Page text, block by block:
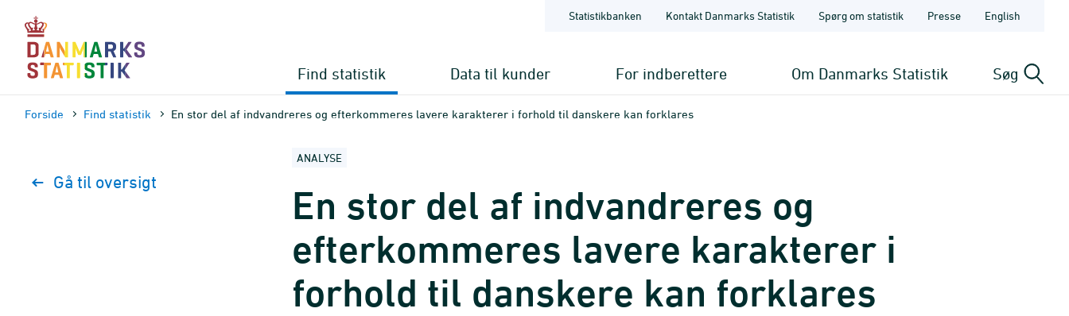
sidens
indhold
Statistikbanken Kontakt Danmarks Statistik Spørg om statistik Presse English
Find statistik Data til kunder For indberettere Om Danmarks Statistik Søg
Forside Find statistik En stor del af indvandreres og efterkommeres lavere karakterer i forhold til danskere kan forklares
Gå til oversigt
ANALYSE
En stor del af indvandreres og
efterkommeres lavere karakterer i
forhold til danskere kan forklares